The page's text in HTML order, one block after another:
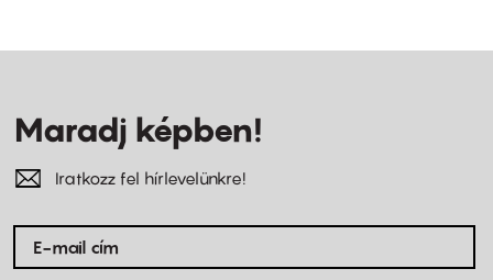
Maradj képben!
Iratkozz fel hírlevelünkre!